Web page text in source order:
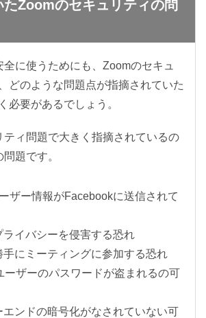
Zoomのセキュリティの問
に使うためにも、Zoomのセキュ
どのような問題点が指摘されていた
必要があるでしょう。
ティ問題で大きく指摘されているの
題です。
ザー情報がFacebookに送信されて
ライバシーを侵害する恐れ
手にミーティングに参加する恐れ
ーザーのパスワードが盗まれるの可
エンドの暗号化がなされていない可